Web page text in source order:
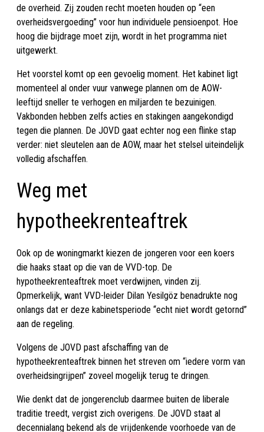
de overheid. Zij zouden recht moeten houden op “een
overheidsvergoeding” voor hun individuele pensioenpot. Hoe
hoog die bijdrage moet zijn, wordt in het programma niet
uitgewerkt.
Het voorstel komt op een gevoelig moment. Het kabinet ligt
momenteel al onder vuur vanwege plannen om de AOW-
leeftijd sneller te verhogen en miljarden te bezuinigen.
Vakbonden hebben zelfs acties en stakingen aangekondigd
tegen die plannen. De JOVD gaat echter nog een flinke stap
verder: niet sleutelen aan de AOW, maar het stelsel uiteindelijk
volledig afschaffen.
Weg met
hypotheekrenteaftrek
Ook op de woningmarkt kiezen de jongeren voor een koers
die haaks staat op die van de VVD-top. De
hypotheekrenteaftrek moet verdwijnen, vinden zij.
Opmerkelijk, want VVD-leider Dilan Yesilgöz benadrukte nog
onlangs dat er deze kabinetsperiode “echt niet wordt getornd”
aan de regeling.
Volgens de JOVD past afschaffing van de
hypotheekrenteaftrek binnen het streven om “iedere vorm van
overheidsingrijpen” zoveel mogelijk terug te dringen.
Wie denkt dat de jongerenclub daarmee buiten de liberale
traditie treedt, vergist zich overigens. De JOVD staat al
decennialang bekend als de vrijdenkende voorhoede van de